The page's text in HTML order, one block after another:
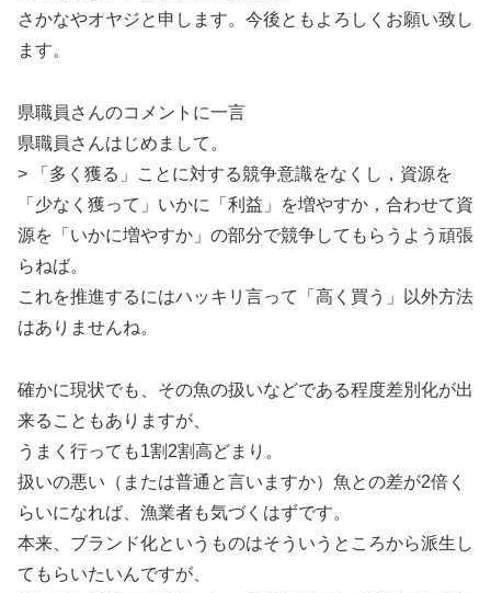
さかなやオヤジと申します。今後ともよろしくお願い致し
ます。
県職員さんのコメントに一言
県職員さんはじめまして。
> 「多く獲る」ことに対する競争意識をなくし，資源を
「少なく獲って」いかに「利益」を増やすか，合わせて資
源を「いかに増やすか」の部分で競争してもらうよう頑張
らねば。
これを推進するにはハッキリ言って「高く買う」以外方法
はありませんね。
確かに現状でも、その魚の扱いなどである程度差別化が出
来ることもありますが、
うまく行っても1割2割高どまり。
扱いの悪い（または普通と言いますか）魚との差が2倍く
らいになれば、漁業者も気づくはずです。
本来、ブランド化というものはそういうところから派生し
てもらいたいんですが、